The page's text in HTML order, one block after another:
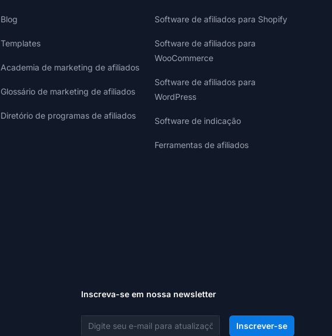
Blog
Templates
Academia de marketing de afiliados
Glossário de marketing de afiliados
Diretório de programas de afiliados
Software de afiliados para Shopify
Software de afiliados para
WooCommerce
Software de afiliados para
WordPress
Software de indicação
Ferramentas de afiliados
Inscreva-se em nossa newsletter
Endereço de e-mail Inscrever-se